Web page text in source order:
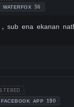
WATERFOX 56
sub ena ekanan
FACEBOOK APP 190